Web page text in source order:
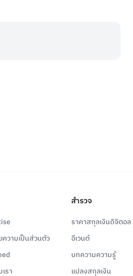
ความเป็นส่วนตัว
รา
สำรวจ
ราคาสกุลเงินดิจิตอล
อีเวนต์
บทความความรู้
แปลงสกุลเงิน